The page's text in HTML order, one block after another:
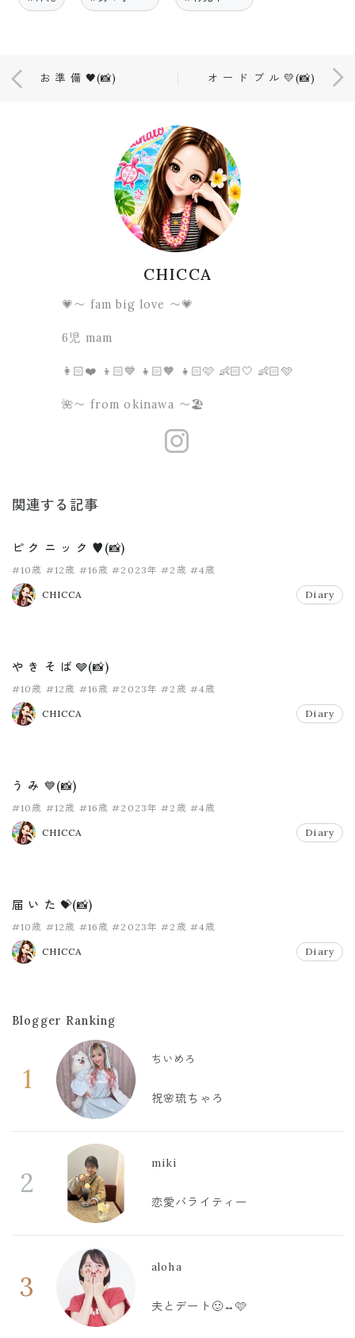
お 準 備 🖤(📸) オ ー ド ブ ル 💛(📸)
CHICCA
💗〜 fam big love 〜💗
6児 mam
👩🏻❤️ 👦🏻💙 👧🏻🧡 👧🏻🩷 👶🏻🤍 👶🏻🩵
🌺〜 from okinawa 〜🏖
関連する記事
ピ ク ニ ッ ク ♥️(📸)
#10歳 #12歳 #16歳 #2023年 #2歳 #4歳
CHICCA Diary
や き そ ば 🩶(📸)
#10歳 #12歳 #16歳 #2023年 #2歳 #4歳
CHICCA Diary
う み 💙(📸)
#10歳 #12歳 #16歳 #2023年 #2歳 #4歳
CHICCA Diary
届 い た 💝(📸)
#10歳 #12歳 #16歳 #2023年 #2歳 #4歳
CHICCA Diary
Blogger Ranking
1
ちいめろ
祝🌸琉ちゃろ
2
miki
恋愛バライティー
3
aloha
夫とデート🙂‍↔️🩷